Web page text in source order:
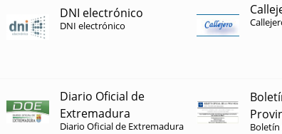
DNI electrónico
DNI electrónico
Diario Oficial de
Extremadura
Diario Oficial de Extremadura Boletín